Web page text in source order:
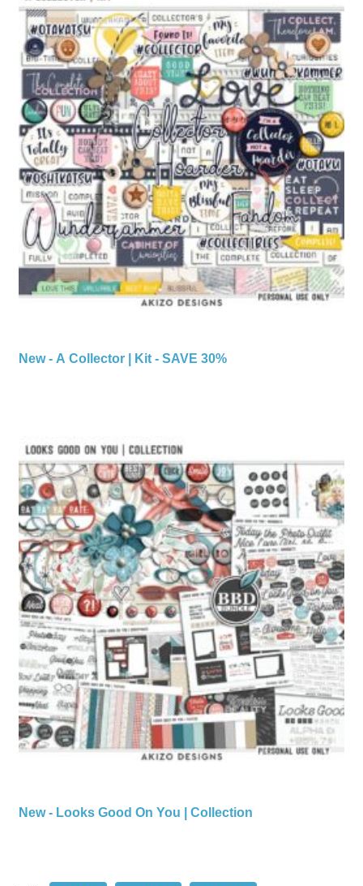
New - A Collector | Kit - SAVE 30%
New - Looks Good On You | Collection